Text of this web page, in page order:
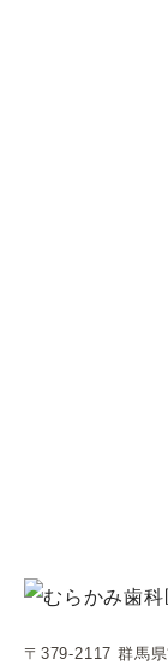
〒379-2117 群馬